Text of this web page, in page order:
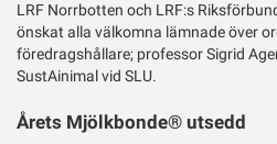
LRF Norrbotten och LRF:s
önskat alla välkomna lämnade över
föredragshållare; professor Sigrid
SustAinimal vid SLU.
Årets Mjölkbonde® utsedd